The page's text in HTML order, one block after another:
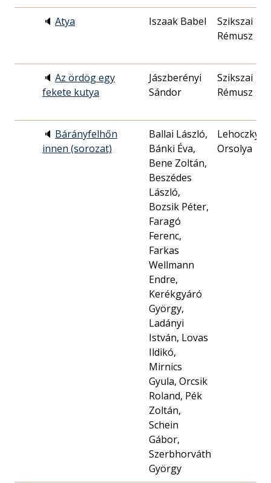
🔈 Atya Iszaak Babel
Szikszai
Rémusz
🔈 Az ördög egy
fekete kutya
Jászberényi
Sándor
Szikszai
Rémusz
🔈 Bárányfelhőn
innen (sorozat)
Ballai László,
Bánki Éva,
Bene Zoltán,
Beszédes
László,
Bozsik Péter,
Faragó
Ferenc,
Farkas
Wellmann
Endre,
Kerékgyáró
György,
Ladányi
István, Lovas
Ildikó,
Mirnics
Gyula, Orcsik
Roland, Pék
Zoltán,
Schein
Gábor,
Szerbhorváth
György
Lehoczky
Orsolya